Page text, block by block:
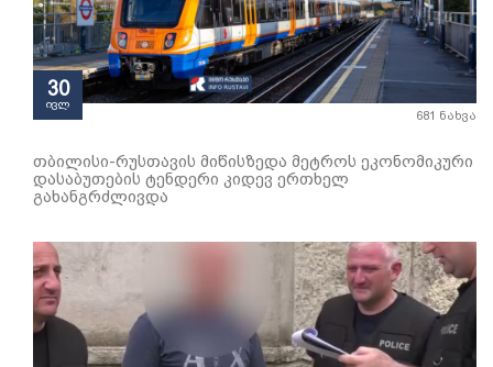
30
ივლ
681 ნახვა
თბილისი-რუსთავის მიწისზედა მეტროს ეკონომიკური
დასაბუთების ტენდერი კიდევ ერთხელ
გახანგრძლივდა